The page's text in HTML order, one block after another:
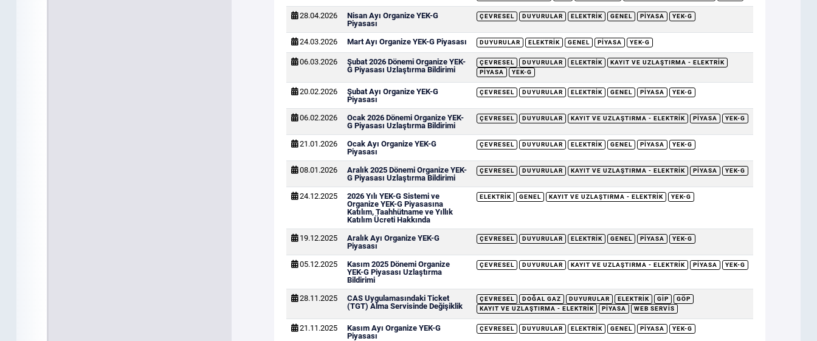
28.04.2026
Nisan Ayı Organize YEK-G
Piyasası
ÇEVRESEL DUYURULAR ELEKTRIK GENEL PIYASA YEK-G
24.03.2026 Mart Ayı Organize YEK-G Piyasası DUYURULAR ELEKTRIK GENEL PIYASA YEK-G
06.03.2026
Şubat 2026 Dönemi Organize YEK-
G Piyasası Uzlaştırma Bildirimi
ÇEVRESEL DUYURULAR ELEKTRIK
KAYIT VE UZLAŞTIRMA - ELEKTRIK
PIYASA
YEK-G
20.02.2026
Şubat Ayı Organize YEK-G
Piyasası
ÇEVRESEL DUYURULAR ELEKTRIK GENEL PIYASA YEK-G
06.02.2026
Ocak 2026 Dönemi Organize YEK-
G Piyasası Uzlaştırma Bildirimi
ÇEVRESEL DUYURULAR KAYIT VE UZLAŞTIRMA - ELEKTRIK PIYASA YEK-G
21.01.2026
Ocak Ayı Organize YEK-G
Piyasası
ÇEVRESEL DUYURULAR ELEKTRIK GENEL PIYASA YEK-G
08.01.2026
Aralık 2025 Dönemi Organize YEK-
G Piyasası Uzlaştırma Bildirimi
ÇEVRESEL DUYURULAR KAYIT VE UZLAŞTIRMA - ELEKTRIK PIYASA YEK-G
24.12.2025
2026 Yılı YEK-G Sistemi ve
Organize YEK-G Piyasasına
Katılım, Taahhütname ve Yıllık
Katılım Ücreti Hakkında
ELEKTRIK GENEL KAYIT VE UZLAŞTIRMA - ELEKTRIK YEK-G
19.12.2025
Aralık Ayı Organize YEK-G
Piyasası
ÇEVRESEL DUYURULAR ELEKTRIK GENEL PIYASA YEK-G
05.12.2025
Kasım 2025 Dönemi Organize
YEK-G Piyasası Uzlaştırma
Bildirimi
ÇEVRESEL DUYURULAR KAYIT VE UZLAŞTIRMA - ELEKTRIK PIYASA YEK-G
28.11.2025
CAS Uygulamasındaki Ticket
(TGT) Alma Servisinde Değişiklik
ÇEVRESEL DOĞAL GAZ DUYURULAR ELEKTRIK GİP
GÖP
KAYIT VE UZLAŞTIRMA - ELEKTRIK
PIYASA WEB SERVIS
21.11.2025
Kasım Ayı Organize YEK-G
Piyasası
ÇEVRESEL DUYURULAR ELEKTRIK GENEL PIYASA YEK-G